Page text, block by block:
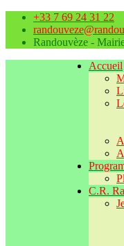
+33 7 69 24 31 22
Randouvèze -
Accueil
C.R.